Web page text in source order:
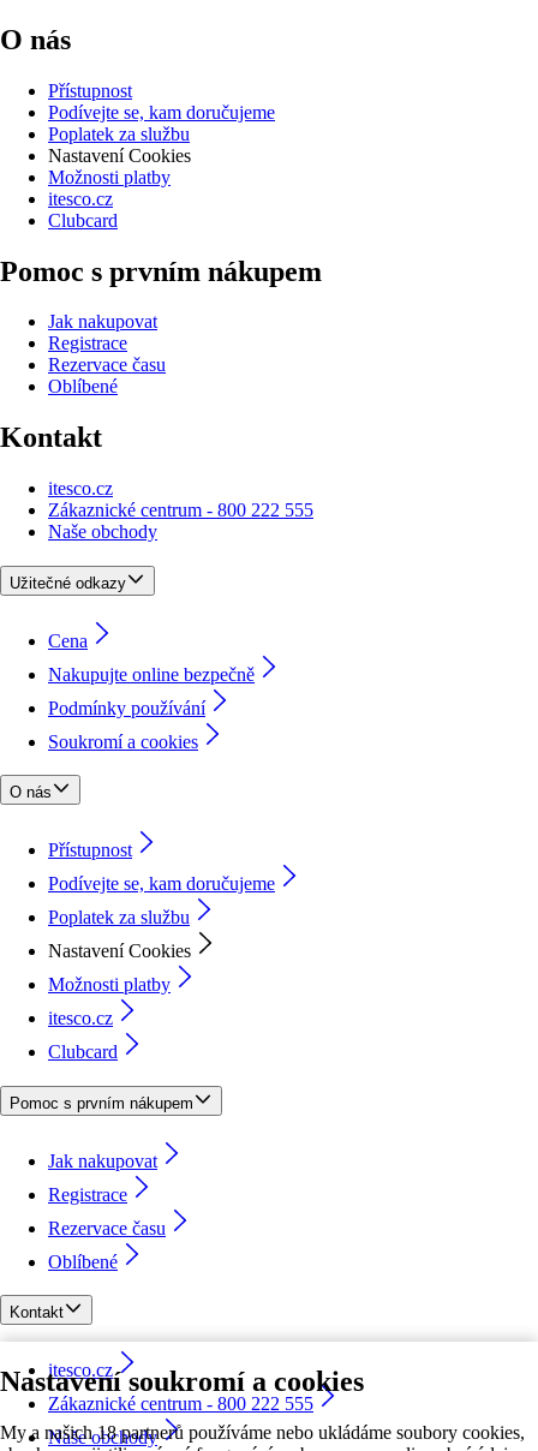
Nastavení soukromí a cookies
My a našich 18 partnerů používáme nebo ukládáme soubory cookies,
O nás
Přístupnost
Podívejte se, kam doručujeme
Poplatek za službu
Nastavení Cookies
Možnosti platby
itesco.cz
Clubcard
Pomoc s prvním nákupem
Jak nakupovat
Registrace
Rezervace času
Oblíbené
Kontakt
itesco.cz
Zákaznické centrum - 800 222 555
Naše obchody
Užitečné odkazy
Cena
Nakupujte online bezpečně
Podmínky používání
Soukromí a cookies
O nás
Přístupnost
Podívejte se, kam doručujeme
Poplatek za službu
Nastavení Cookies
Možnosti platby
itesco.cz
Clubcard
Pomoc s prvním nákupem
Jak nakupovat
Registrace
Rezervace času
Oblíbené
Kontakt
itesco.cz
Zákaznické centrum - 800 222 555
Naše obchody